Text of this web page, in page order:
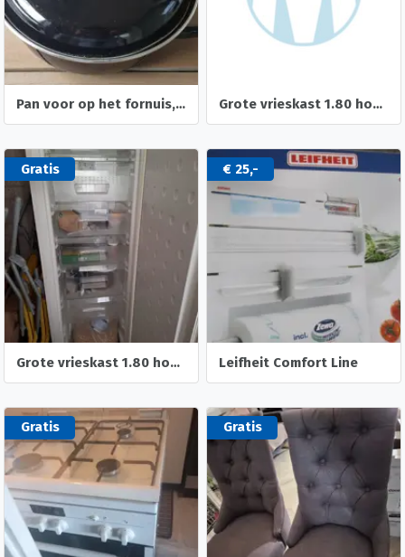
Pan voor op het fornuis, kookplaat en/of gas Grote vrieskast 1.80 hoog wegens verhuizing
Gratis
Grote vrieskast 1.80 hoog wegens verhuizing
€ 25,-
Leifheit Comfort Line
Gratis Gratis